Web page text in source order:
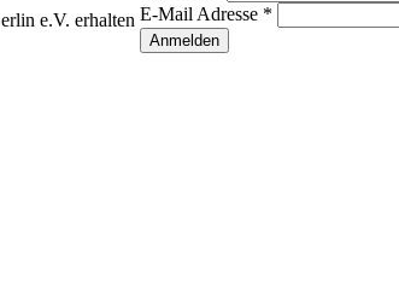
e.V. erhalten E-Mail Adresse *